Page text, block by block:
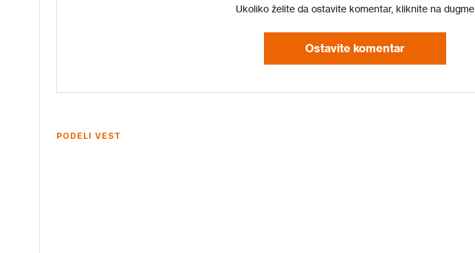
Ukoliko želite da ostavite komentar, kliknite na dugme
Ostavite komentar
PODELI VEST